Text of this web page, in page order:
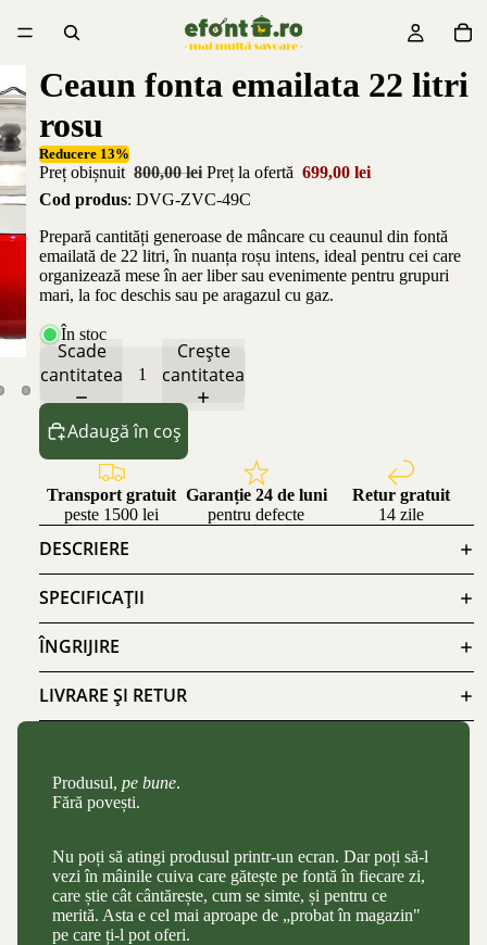
Ceaun fonta emailata 22 litri
rosu
Reducere 13%
Preț obișnuit 800,00 lei Preț la ofertă 699,00 lei
Cod produs: DVG-ZVC-49C
Prepară cantități generoase de mâncare cu ceaunul din fontă
emailată de 22 litri, în nuanța roșu intens, ideal pentru cei care
organizează mese în aer liber sau evenimente pentru grupuri
mari, la foc deschis sau pe aragazul cu gaz.
În stoc
Scade
cantitatea
Crește
cantitatea
Adaugă în coș
Transport gratuit
peste 1500 lei
Garanție 24 de luni
pentru defecte
Retur gratuit
14 zile
DESCRIERE
SPECIFICAȚII
ÎNGRIJIRE
LIVRARE ȘI RETUR
Produsul, pe bune.
Fără povești.
Nu poți să atingi produsul printr-un ecran. Dar poți să-l
vezi în mâinile cuiva care gătește pe fontă în fiecare zi,
care știe cât cântărește, cum se simte, și pentru ce
merită. Asta e cel mai aproape de „probat în magazin"
pe care ți-l pot oferi.